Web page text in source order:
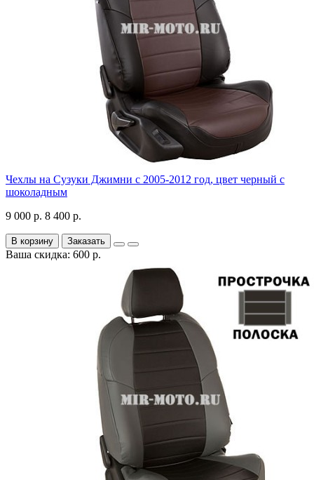
Чехлы на Сузуки Джимни с 2005-2012 год, цвет черный с
шоколадным
9 000 р. 8 400 р.
В корзину Заказать
Ваша скидка: 600 р.